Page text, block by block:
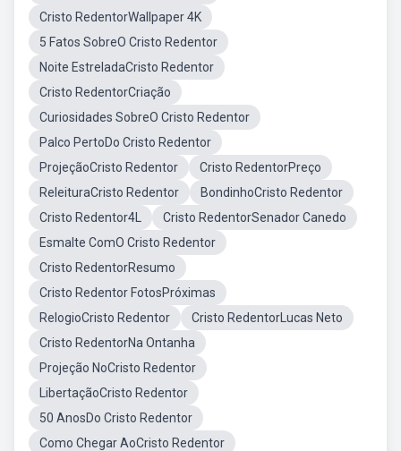
Cristo RedentorWallpaper 4K
5 Fatos SobreO Cristo Redentor
Noite EstreladaCristo Redentor
Cristo RedentorCriação
Curiosidades SobreO Cristo Redentor
Palco PertoDo Cristo Redentor
ProjeçãoCristo Redentor
Cristo RedentorPreço
ReleituraCristo Redentor
BondinhoCristo Redentor
Cristo Redentor4L
Cristo RedentorSenador Canedo
Esmalte ComO Cristo Redentor
Cristo RedentorResumo
Cristo Redentor FotosPróximas
RelogioCristo Redentor
Cristo RedentorLucas Neto
Cristo RedentorNa Ontanha
Projeção NoCristo Redentor
LibertaçãoCristo Redentor
50 AnosDo Cristo Redentor
Como Chegar AoCristo Redentor